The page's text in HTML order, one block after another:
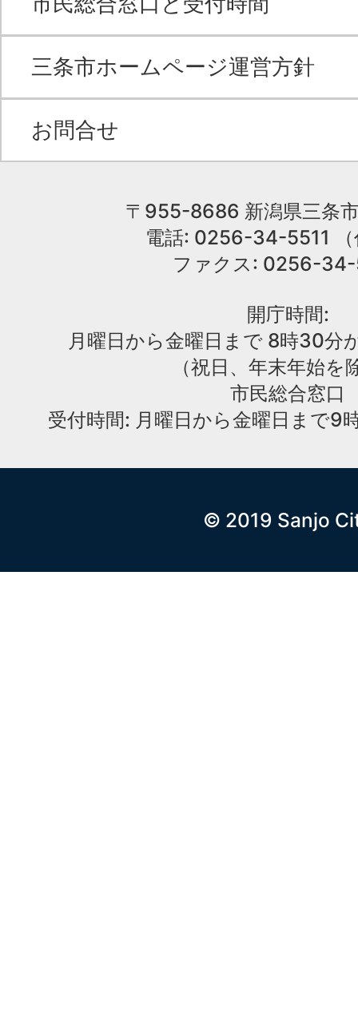
三条市ホームページ運営方針
お問合せ
〒955-8686 新潟県三条
電話: 0256-34-5511
ファクス: 0256-
開庁時間:
月曜日から金曜日まで 8時30分
（祝日、年末年始を
市民総合窓口
受付時間: 月曜日から金曜日まで9
© 2019 Sanjo